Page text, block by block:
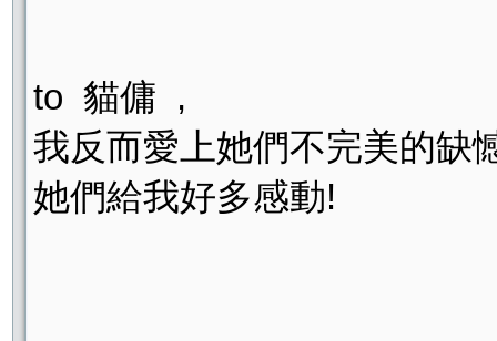
to 貓傭 ,
我反而愛上她們不完美的缺
她們給我好多感動!